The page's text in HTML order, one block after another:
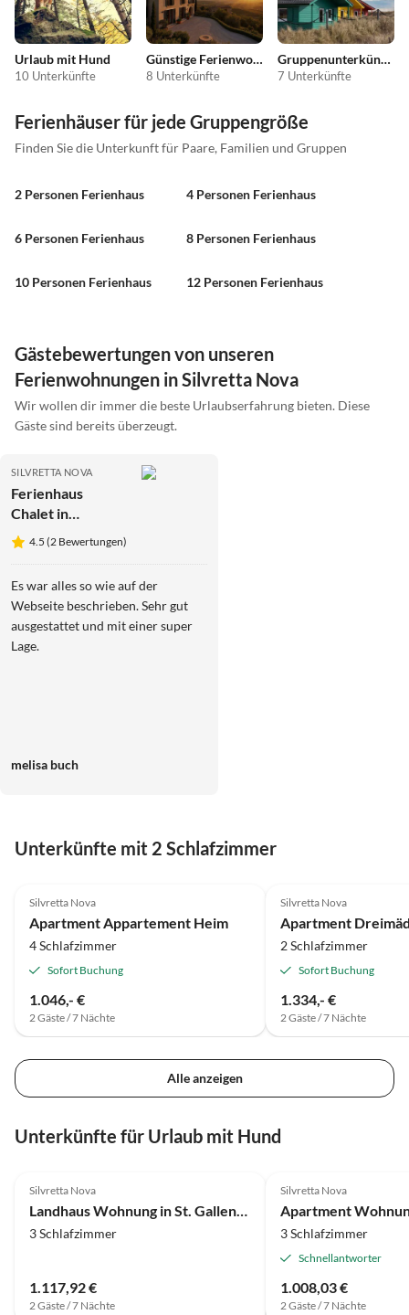
Urlaub mit Hund
10 Unterkünfte
Günstige Ferienwohnungen
8 Unterkünfte
Gruppenunterkünfte
7 Unterkünfte
Ferienhäuser für jede Gruppengröße
Finden Sie die Unterkunft für Paare, Familien und Gruppen
2 Personen Ferienhaus 4 Personen Ferienhaus
6 Personen Ferienhaus 8 Personen Ferienhaus
10 Personen Ferienhaus 12 Personen Ferienhaus
Gästebewertungen von unseren
Ferienwohnungen in Silvretta Nova
Wir wollen dir immer die beste Urlaubserfahrung bieten. Diese
Gäste sind bereits überzeugt.
SILVRETTA NOVA
Ferienhaus
Chalet in
Montafon nahe
Skiliften
4.5 (2 Bewertungen)
Es war alles so wie auf der
Webseite beschrieben. Sehr gut
ausgestattet und mit einer super
Lage.
melisa buch
Unterkünfte mit 2 Schlafzimmer
Silvretta Nova
Apartment Appartement Heim
4 Schlafzimmer
Sofort Buchung
1.046,- €
2 Gäste / 7 Nächte
Silvretta Nova
Apartment
2 Schlafzimmer
Sofort Buchung
1.334,- €
2 Gäste / 7 Nächte
Alle anzeigen
Unterkünfte für Urlaub mit Hund
Silvretta Nova
Landhaus Wohnung in St. Gallenkirch nahe Skipisten
3 Schlafzimmer
1.117,92 €
2 Gäste / 7 Nächte
Silvretta Nova
3 Schlafzimmer
Schnellantworter
1.008,03 €
2 Gäste / 7 Nächte